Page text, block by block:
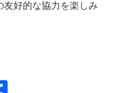
友好的な協力を楽しみ